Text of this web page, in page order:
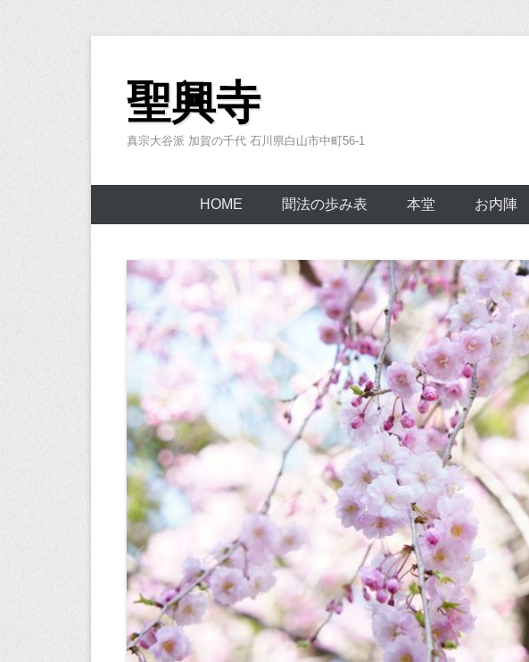
キ
聖興寺
真宗大谷派 加賀の千代 石川県白山市中町56-1
HOME 聞法の歩み表 本堂 お内陣